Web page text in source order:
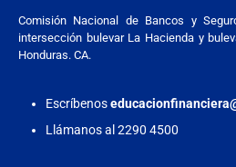
Comisión Nacional de Bancos y
intersección bulevar La Hacienda y
Honduras. CA.
Escríbenos
Llámanos al 2290 4500